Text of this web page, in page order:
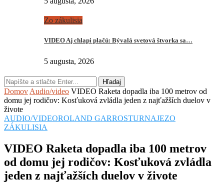
Zo zákulisia
VIDEO Aj chlapi plačú: Bývalá svetová štvorka sa…
5 augusta, 2026
Hľadaj
Domov Audio/video VIDEO Raketa dopadla iba 100 metrov od
domu jej rodičov: Kosťuková zvládla jeden z najťažších duelov v
živote
AUDIO/VIDEOROLAND GARROSTURNAJEZO
ZÁKULISIA
VIDEO Raketa dopadla iba 100 metrov
od domu jej rodičov: Kosťuková zvládla
jeden z najťažších duelov v živote